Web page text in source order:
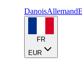
DanoisAllemand
FR
EUR